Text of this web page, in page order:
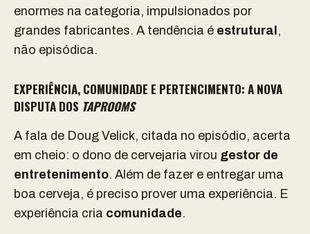
enormes na categoria, impulsionados por
grandes fabricantes. A tendência é estrutural ,
não episódica.
EXPERIÊNCIA, COMUNIDADE E PERTENCIMENTO: A NOVA
DISPUTA DOS TAPROOMS
A fala de Doug Velick, citada no episódio, acerta
em cheio: o dono de cervejaria virou gestor de
entretenimento. Além de fazer e entregar uma
boa cerveja, é preciso prover uma experiência. E
experiência cria comunidade.